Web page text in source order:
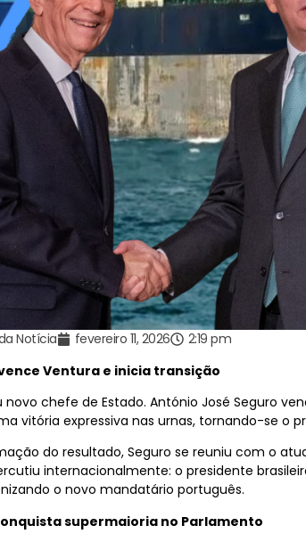
Notícia fevereiro 11, 2026
2:19 pm
Ventura e inicia transição
novo chefe de Estado. António José Seguro
vitória expressiva nas urnas, tornando-se o
do resultado, Seguro se reuniu com o
internacionalmente: o presidente
o novo mandatário português.
supermaioria no Parlamento